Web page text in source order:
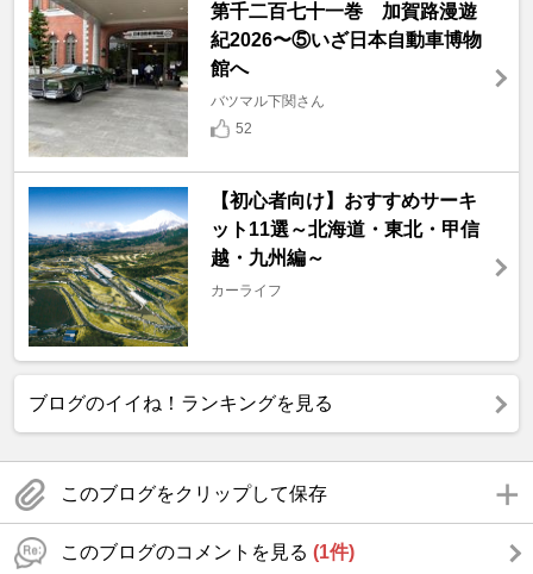
第千二百七十一巻 加賀路漫遊
紀2026〜⑤いざ日本自動車博物
館へ
バツマル下関さん
52
【初心者向け】おすすめサーキ
ット11選～北海道・東北・甲信
越・九州編～
カーライフ
ブログのイイね！ランキングを見る
このブログをクリップして保存
このブログのコメントを見る (1件)